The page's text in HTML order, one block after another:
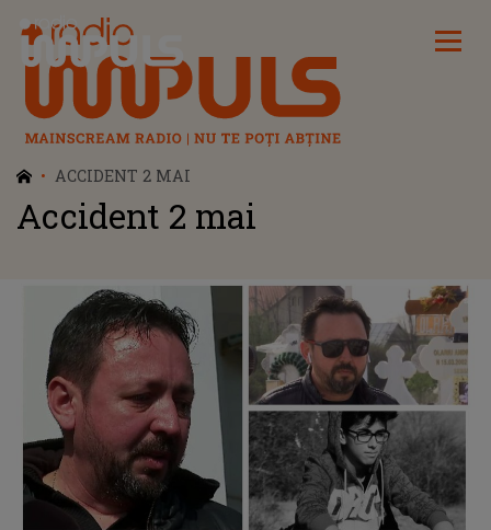
Radio Impuls
ACCIDENT 2 MAI
Accident 2 mai